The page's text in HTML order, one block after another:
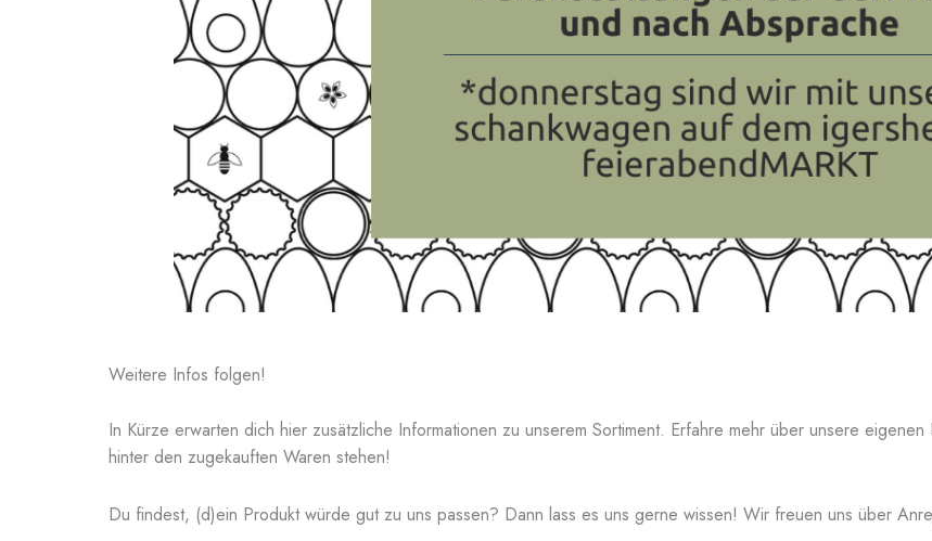
Weitere Infos folgen!
In Kürze erwarten dich hier zusätzliche Informationen zu unserem Sortiment. Erfahre mehr über unsere
hinter den zugekauften Waren stehen!
Du findest, (d)ein Produkt würde gut zu uns passen? Dann lass es uns gerne wissen! Wir freuen uns über